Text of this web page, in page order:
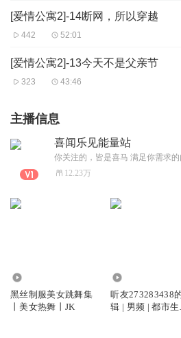
[爱情公寓2]-14断网，所以穿越
442 52:01
[爱情公寓2]-13今天不是父亲节
323 43:46
主播信息
喜闻乐见能量站
你关注的，皆是喜马 满足你需求的
12.23万
黑丝制服美女跳舞集
丨美女热舞丨JK
听友273283438
辑 | 男频 | 都市生